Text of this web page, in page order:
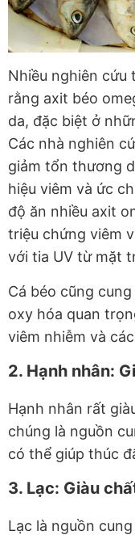
Nhiều nghiên cứu
rằng axit béo
da, đặc biệt ở
Các nhà nghiên
giảm tổn thương
hiệu viêm và ức
độ ăn nhiều axit
triệu chứng viêm
với tia UV từ mặt
Cá béo cũng
oxy hóa quan
viêm nhiễm và
2. Hạnh nhân:
Hạnh nhân rất
chúng là nguồn
có thể giúp thúc
3. Lạc: Giàu
Lạc là nguồn